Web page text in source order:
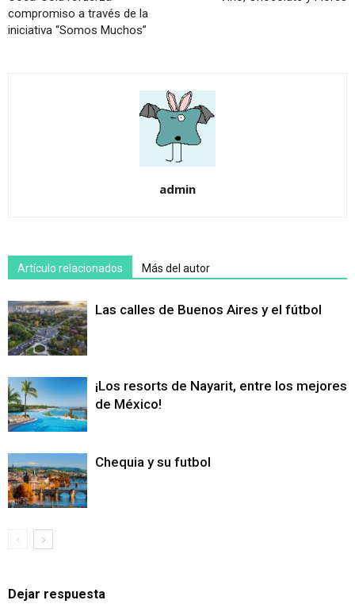
compromiso a través de la
iniciativa “Somos Muchos”
admin
Artículo relacionados Más del autor
Las calles de Buenos Aires y el fútbol
¡Los resorts de Nayarit, entre los mejores
de México!
Chequia y su futbol
Dejar respuesta